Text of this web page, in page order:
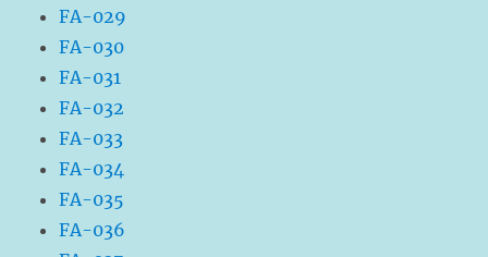
FA-029
FA-030
FA-031
FA-032
FA-033
FA-034
FA-035
FA-036